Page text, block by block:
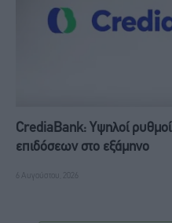
CrediaBank: Υψηλοί
επιδόσεων στο εξάμηνο
6 Αυγούστου, 2026